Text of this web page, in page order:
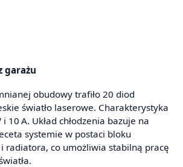
garażu
obudowy trafiło 20 diod
światło laserowe. Charakterystyka
10 A. Układ chłodzenia bazuje na
systemie w postaci bloku
radiatora, co umożliwia stabilną pracę